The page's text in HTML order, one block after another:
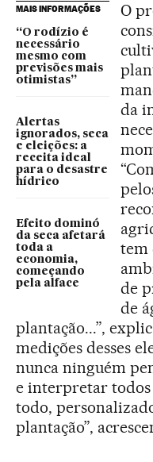
MAIS INFORMAÇÕES
“O rodízio é
necessário
mesmo com
previsões mais
otimistas”
Alertas
ignorados, seca
e eleições: a
receita ideal
para o desastre
hídrico
Efeito dominó
da seca afetará
toda a
economia,
começando
pela alface
O
da
tem
de
de
plantação...”,
medições desses
nunca ninguém
e interpretar todos
todo,
plantação”,